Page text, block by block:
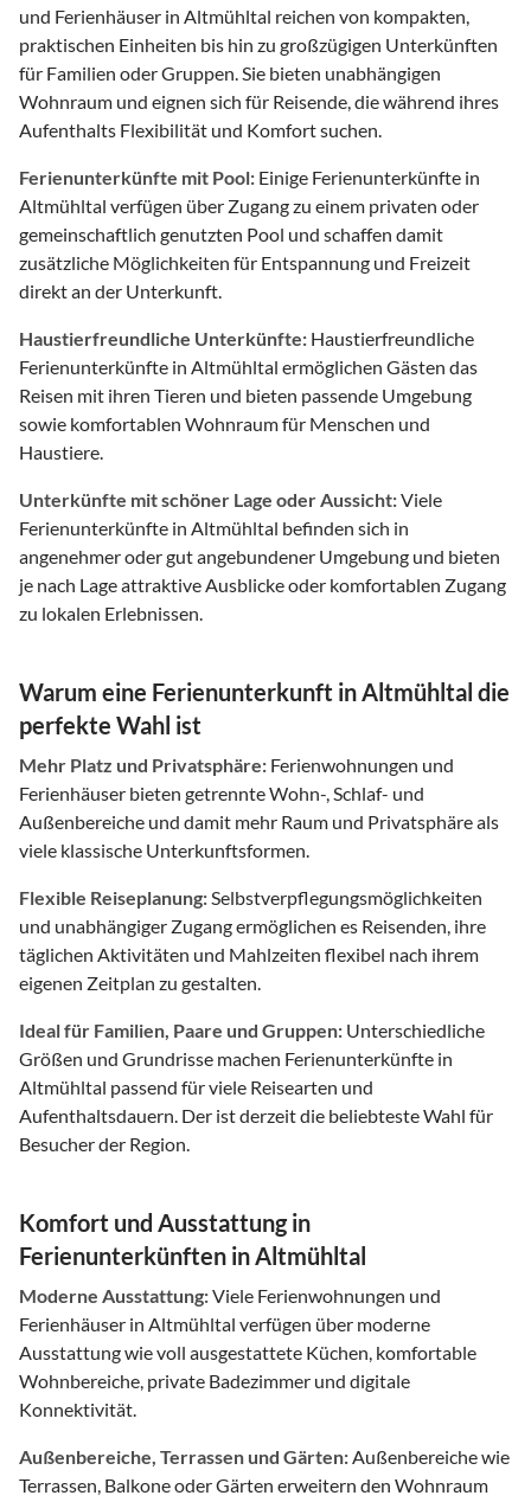
und Ferienhäuser in Altmühltal reichen von kompakten,
praktischen Einheiten bis hin zu großzügigen Unterkünften
für Familien oder Gruppen. Sie bieten unabhängigen
Wohnraum und eignen sich für Reisende, die während ihres
Aufenthalts Flexibilität und Komfort suchen.
Ferienunterkünfte mit Pool: Einige Ferienunterkünfte in
Altmühltal verfügen über Zugang zu einem privaten oder
gemeinschaftlich genutzten Pool und schaffen damit
zusätzliche Möglichkeiten für Entspannung und Freizeit
direkt an der Unterkunft.
Haustierfreundliche Unterkünfte: Haustierfreundliche
Ferienunterkünfte in Altmühltal ermöglichen Gästen das
Reisen mit ihren Tieren und bieten passende Umgebung
sowie komfortablen Wohnraum für Menschen und
Haustiere.
Unterkünfte mit schöner Lage oder Aussicht:Viele
Ferienunterkünfte in Altmühltal befinden sich in
angenehmer oder gut angebundener Umgebung und bieten
je nach Lage attraktive Ausblicke oder komfortablen Zugang
zu lokalen Erlebnissen.
Warum eine Ferienunterkunft in Altmühltal die
perfekte Wahl ist
Mehr Platz und Privatsphäre: Ferienwohnungen und
Ferienhäuser bieten getrennte Wohn-, Schlaf- und
Außenbereiche und damit mehr Raum und Privatsphäre als
viele klassische Unterkunftsformen.
Flexible Reiseplanung:Selbstverpflegungsmöglichkeiten
und unabhängiger Zugang ermöglichen es Reisenden, ihre
täglichen Aktivitäten und Mahlzeiten flexibel nach ihrem
eigenen Zeitplan zu gestalten.
Ideal für Familien, Paare und Gruppen: Unterschiedliche
Größen und Grundrisse machen Ferienunterkünfte in
Altmühltal passend für viele Reisearten und
Aufenthaltsdauern. Der ist derzeit die beliebteste Wahl für
Besucher der Region.
Komfort und Ausstattung in
Ferienunterkünften in Altmühltal
Moderne Ausstattung:Viele Ferienwohnungen und
Ferienhäuser in Altmühltal verfügen über moderne
Ausstattung wie voll ausgestattete Küchen, komfortable
Wohnbereiche, private Badezimmer und digitale
Konnektivität.
Außenbereiche, Terrassen und Gärten:Außenbereiche wie
Terrassen, Balkone oder Gärten erweitern den Wohnraum